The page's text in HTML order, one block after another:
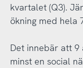
kvartalet (Q3).
ökning med hela
Det innebär att
minst en social